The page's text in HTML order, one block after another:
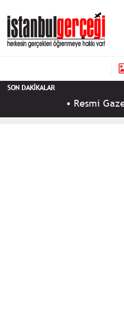
SON DAKİKALAR
Resmi